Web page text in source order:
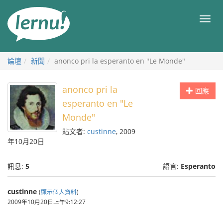
目
論壇 新聞 anonco pri la esperanto en "Le Monde"
回應
anonco pri la
esperanto en "Le
Monde"
貼文者: custinne, 2009
年10月20日
訊息: 5 語言: Esperanto
custinne (顯示個人資料)
2009年10月20日上午9:12:27